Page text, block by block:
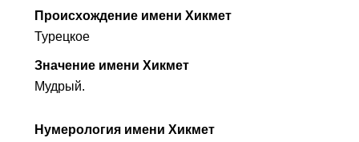
Происхождение имени Хикмет
Турецкое
Значение имени Хикмет
Мудрый.
Нумерология имени Хикмет